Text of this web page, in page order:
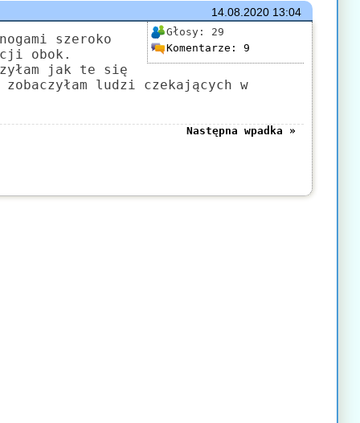
14.08.202013:04
Głosy: 29
Komentarze: 9
szeroko
obok.
jak te się
ludzi czekających w
Następna wpadka »